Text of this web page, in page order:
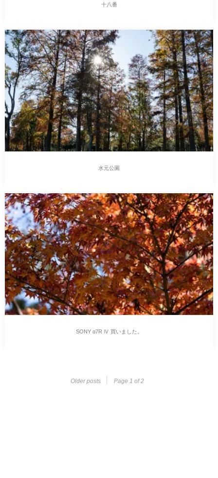
十八番
水元公園
SONY α7R Ⅳ 買いました。
Older posts Page 1 of 2